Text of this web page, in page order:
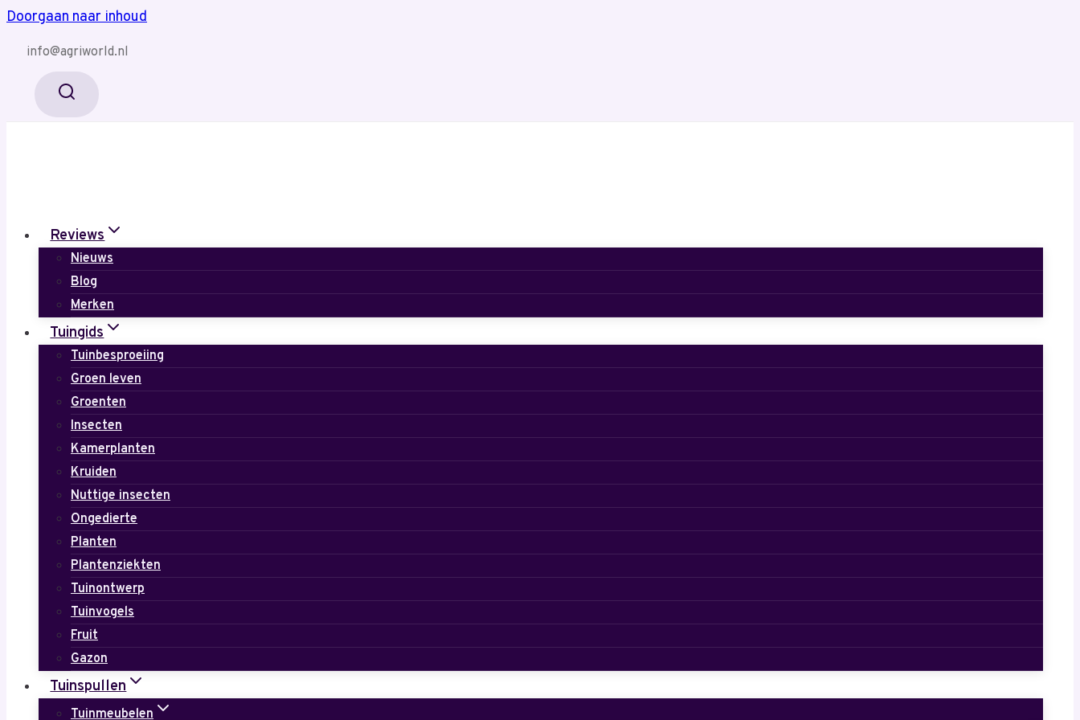
Doorgaan naar inhoud
info@agriworld.nl
Reviews
Nieuws
Blog
Merken
Tuingids
Tuinbesproeiing
Groen leven
Groenten
Insecten
Kamerplanten
Kruiden
Nuttige insecten
Ongedierte
Planten
Plantenziekten
Tuinontwerp
Tuinvogels
Fruit
Gazon
Tuinspullen
Tuinmeubelen